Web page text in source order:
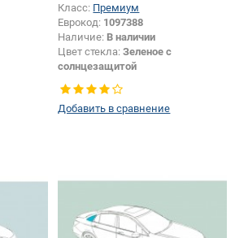
Класс: Премиум
Еврокод: 1097388
Наличие: В наличии
Цвет стекла:Зеленое с
солнцезащитой
правое
Добавить в сравнение